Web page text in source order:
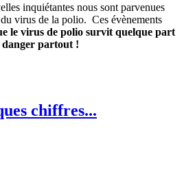
inquiétantes nous sont parvenues
virus de la polio. Ces évènements
le virus de polio survit quelque part
danger partout !
chiffres...